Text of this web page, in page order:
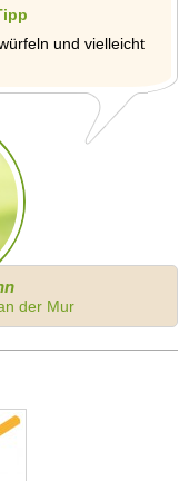
und vielleicht
der Mur